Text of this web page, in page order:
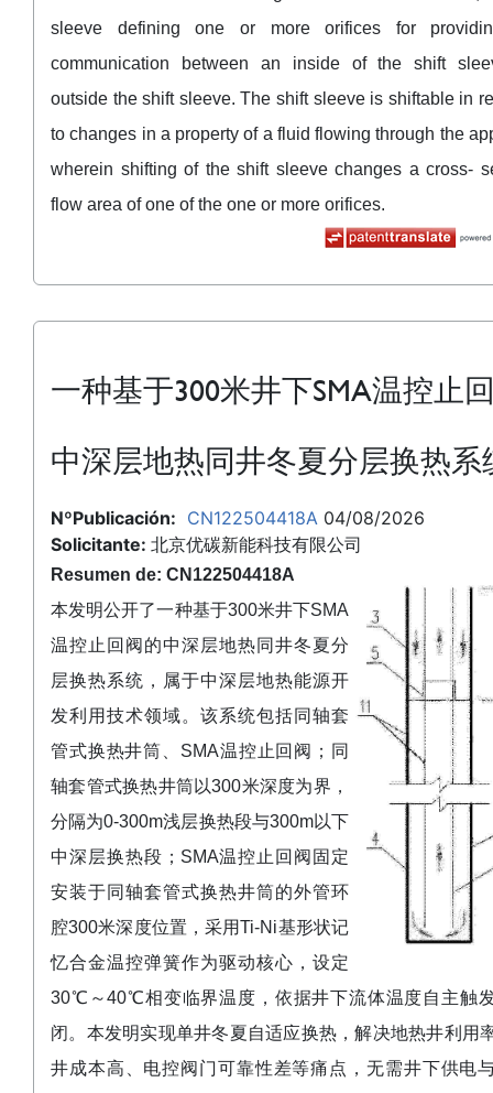
sleeve defining one or more orifices for
communication between an inside of the shift
outside the shift sleeve. The shift sleeve is shiftable in
to changes in a property of a fluid flowing through the
wherein shifting of the shift sleeve changes a cross-
flow area of one of the one or more orifices.
一种基于300米井下SMA温控止
中深层地热同井冬夏分层换热系
NºPublicación: CN122504418A 04/08/2026
Solicitante: 北京优碳新能科技有限公司
Resumen de: CN122504418A
本发明公开了一种基于300米井下SMA
温控止回阀的中深层地热同井冬夏分
层换热系统，属于中深层地热能源开
发利用技术领域。该系统包括同轴套
管式换热井筒、SMA温控止回阀；同
轴套管式换热井筒以300米深度为界，
分隔为0‑300m浅层换热段与300m以下
中深层换热段；SMA温控止回阀固定
安装于同轴套管式换热井筒的外管环
腔300米深度位置，采用Ti‑Ni基形状记
忆合金温控弹簧作为驱动核心，设定
30℃～40℃相变临界温度，依据井下流体温度自主触
闭。本发明实现单井冬夏自适应换热，解决地热井利用
井成本高、电控阀门可靠性差等痛点，无需井下供电